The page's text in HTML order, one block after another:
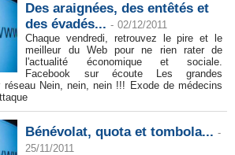
Des araignées, des entêtés et
des évadés... - 02/12/2011
Chaque vendredi, retrouvez le pire et le
meilleur du Web pour ne rien rater de
l'actualité économique et sociale.
Facebook sur écoute Les grandes
Nein, nein, nein !!! Exode de médecins
Bénévolat, quota et tombola... -
25/11/2011